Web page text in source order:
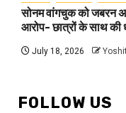
सोनम वांगचुक को जबरन
आरोप- छात्रों के साथ की
July 18, 2026
FOLLOW US